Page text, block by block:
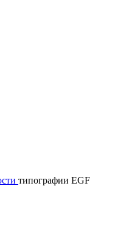
типографии EGF